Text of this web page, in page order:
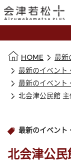
HOME
最新
最新のイベント
最新のイベント
最新のイベント
北会津公